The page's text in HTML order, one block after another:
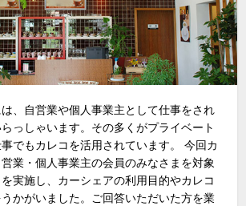
、自営業や個人事業主として仕事をされ
っしゃいます。その多くがプライベート
でもカレコを活用されています。 今回カ
業・個人事業主の会員のみなさまを対象
実施し、カーシェアの利用目的やカレコ
かがいました。ご回答いただいた方を業